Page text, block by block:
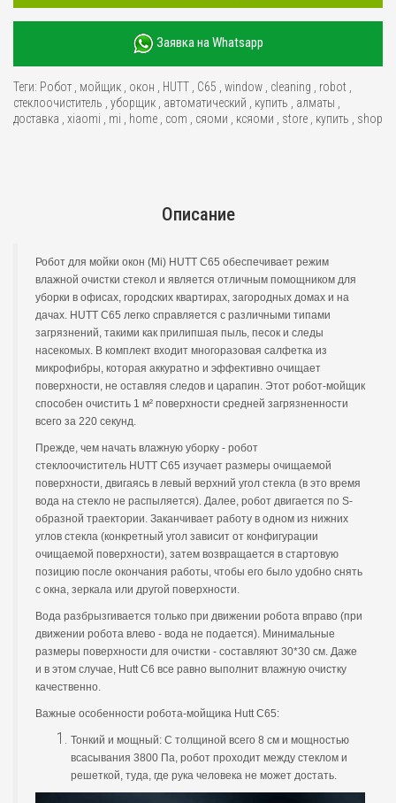
Заявка на Whatsapp
Теги: Робот мойщик окон HUTT C65 window cleaning robot
стеклоочиститель
уборщик автоматический купить алматы
доставка
xiaomi mi home com сяоми ксяоми store купить shop
Описание
Робот для мойки окон (Mi) HUTT C65 обеспечивает режим
влажной очистки стекол и является отличным помощником для
уборки в офисах, городских квартирах, загородных домах и на
дачах. HUTT C65 легко справляется с различными типами
загрязнений, такими как прилипшая пыль, песок и следы
насекомых. В комплект входит многоразовая салфетка из
микрофибры, которая аккуратно и эффективно очищает
поверхности, не оставляя следов и царапин. Этот робот-мойщик
способен очистить 1 м² поверхности средней загрязненности
всего за 220 секунд.
Прежде, чем начать влажную уборку - робот
стеклоочиститель HUTT C65 изучает размеры очищаемой
поверхности, двигаясь в левый верхний угол стекла (в это время
вода на стекло не распыляется). Далее, робот двигается по S-
образной траектории. Заканчивает работу в одном из нижних
углов стекла (конкретный угол зависит от конфигурации
очищаемой поверхности), затем возвращается в стартовую
позицию после окончания работы, чтобы его было удобно снять
с окна, зеркала или другой поверхности.
Вода разбрызгивается только при движении робота вправо (при
движении робота влево - вода не подается). Минимальные
размеры поверхности для очистки - составляют 30*30 см. Даже
и в этом случае, Hutt C6 все равно выполнит влажную очистку
качественно.
Важные особенности робота-мойщика Hutt C65:
Тонкий и мощный: С толщиной всего 8 см и мощностью
всасывания 3800 Па, робот проходит между стеклом и
решеткой, туда, где рука человека не может достать.